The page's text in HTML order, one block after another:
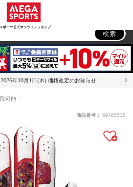
ポーツ公式オンラインショップ
ア
検索
年10月1日(木) 価格改定のお知らせ
可能
商品番号： 69765535